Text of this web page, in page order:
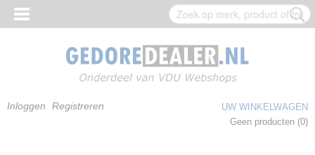
Inloggen Registreren
UW WINKELWAGEN
Geen producten (0)